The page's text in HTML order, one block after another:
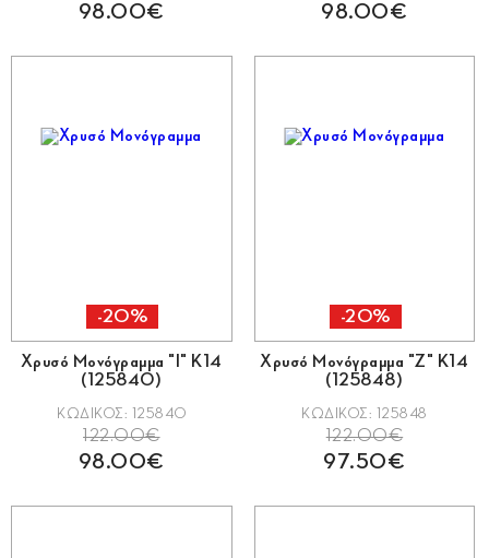
98.00€ 98.00€
-20%
Χρυσό Μονόγραμμα "Ι" Κ14
(125840)
ΚΩΔΙΚΟΣ: 125840
122.00€
98.00€
-20%
Χρυσό Μονόγραμμα "Ζ" Κ14
(125848)
ΚΩΔΙΚΟΣ: 125848
122.00€
97.50€